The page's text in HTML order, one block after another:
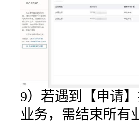
9）若遇到【申请
业务，需结束所有